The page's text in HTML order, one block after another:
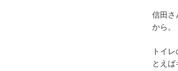
信田さ
から。
トイ
とえ